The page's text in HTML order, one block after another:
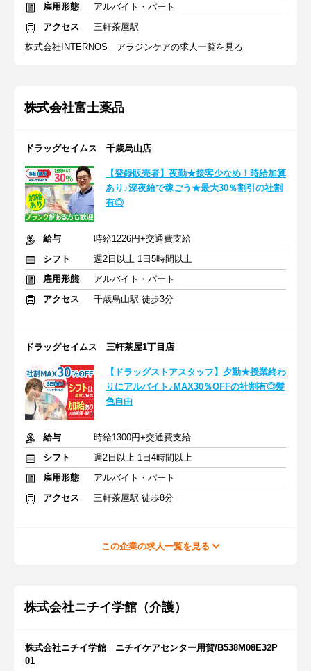
雇用形態
アルバイト・パート
アクセス
三軒茶屋駅
株式会社INTERNOS アラジンケアの求人一覧を見る
株式会社富士薬品
ドラッグセイムス 千歳烏山店
【登録販売者】夜勤★接客少なめ！時給加算
あり♪深夜給で稼ごう★最大30％割引の社割
有◎
給与
時給1226円+交通費支給
シフト
週2日以上 1日5時間以上
雇用形態
アルバイト・パート
アクセス
千歳烏山駅 徒歩3分
ドラッグセイムス 三軒茶屋1丁目店
【ドラッグストアスタッフ】夕勤★授業終わ
りにアルバイト♪MAX30％OFFの社割有◎髪
色自由
給与
時給1300円+交通費支給
シフト
週2日以上 1日4時間以上
雇用形態
アルバイト・パート
アクセス
三軒茶屋駅 徒歩8分
この企業の求人一覧を見る
株式会社ニチイ学館（介護）
株式会社ニチイ学館 ニチイケアセンター用賀/B538M08E32P
01